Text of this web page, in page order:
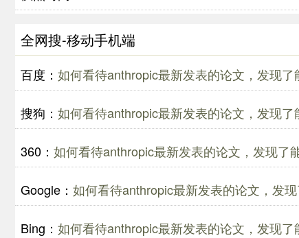
全网搜-移动手机端
百度： 如何看待anthropic最新发表的论文，发现
搜狗： 如何看待anthropic最新发表的论文，发现
360： 如何看待anthropic最新发表的论文，发现了
Google： 如何看待anthropic最新发表的论文，发
Bing： 如何看待anthropic最新发表的论文，发现